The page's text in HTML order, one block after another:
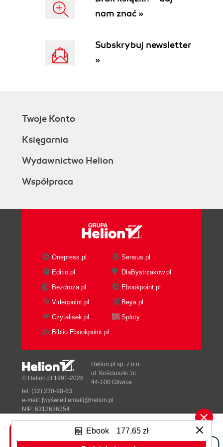
Implicit or Dynamic Grouping
Structure
Components
Head Node Components
Components On All Nodes
Scheduled Components
Basic Characteristics for Manageability
Pieces of the API Server
API Management
API Discovery
OpenAPI Spec Serving
API Translation
Request Management
Life of a Request
Authentication
RBAC/Authorization
Admission control
Validation
Specialized requests
Optimistically concurrent updates
Alternate encodings
Common response codes
Ebook 177,65 zł
nam znać »
Subskrybuj newsletter
»
Twoje Konto
Księgarnia
Wydawnictwo Helion
Współpraca
Onepress.pl
Sensus.pl
Editio.pl
DlaBystrzakow.pl
Bezdroza.pl
Ebookpoint.pl
Videopoint.pl
Beya.pl
Czytalisek.pl
Sploty
Biblio.Ebookpoint.pl
Tonik.pl
© Helion.pl 1991-2026
Helion.pl sp. z o.o.
ul. Kościuszki 1c
44-100 Gliwice
tel. (32) 230-98-63
e-mail: [wyświetl email]@helion.pl
NIP: 6312636254